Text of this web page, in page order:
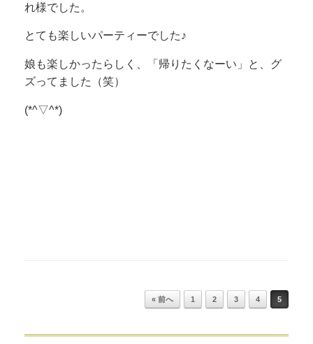
れ様でした。
とても楽しいパーティーでした♪
娘も楽しかったらしく、「帰りたくなーい」と、グ
ズってました（笑）
(*^▽^*)
« 前へ 1 2 3 4 5